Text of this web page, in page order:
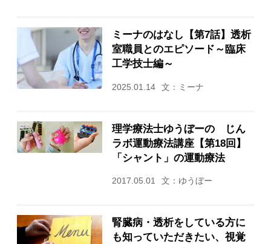
ミーナのはなし【第7話】透析
室職員とのエピソード～臨床
工学技士編～
2025.01.14 文：ミーナ
理学療法士ゆうぼーの じん
ラボ運動療法講座【第18回】
「シャント」の運動療法
2017.05.01 文：ゆうぼー
腎臓病・透析をしている方に
も知っていただきたい、視覚